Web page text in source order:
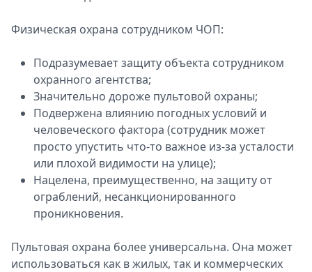
Физическая охрана сотрудником ЧОП:
Подразумевает защиту объекта сотрудником
охранного агентства;
Значительно дороже пультовой охраны;
Подвержена влиянию погодных условий и
человеческого фактора (сотрудник может
просто упустить что-то важное из-за усталости
или плохой видимости на улице);
Нацелена, преимущественно, на защиту от
ограблений, несанкционированного
проникновения.
Пультовая охрана более универсальна. Она может
использоваться как в жилых, так и коммерческих